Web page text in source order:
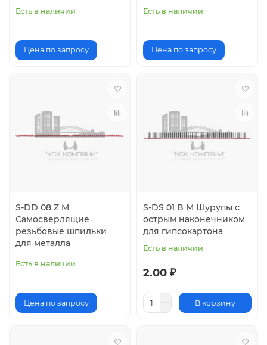
Есть в наличии
Цена по запросу
Есть в наличии
Цена по запросу
S-DD 08 Z M
Самосверлящие
резьбовые шпильки
для металла
Есть в наличии
Цена по запросу
S-DS 01 B M Шурупы с
острым наконечником
для гипсокартона
Есть в наличии
2.00 ₽
В корзину